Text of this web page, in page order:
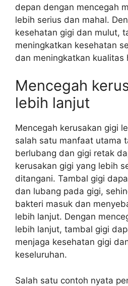
depan dengan mencegah
lebih serius dan mahal.
kesehatan gigi dan mulut,
meningkatkan kesehatan
dan meningkatkan kualitas
Mencegah
lebih lanjut
Mencegah kerusakan gigi
salah satu manfaat utama
berlubang dan gigi retak
kerusakan gigi yang lebih
ditangani. Tambal gigi
dan lubang pada gigi,
bakteri masuk dan
lebih lanjut. Dengan
lebih lanjut, tambal gigi
menjaga kesehatan gigi
keseluruhan.
Salah satu contoh nyata